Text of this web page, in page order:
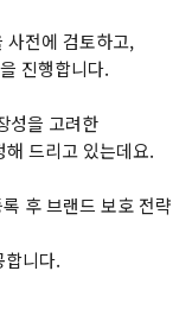
사전에 검토하고,
진행합니다.
성을 고려한
드리고 있는데요.
후 브랜드 보호 전략
합니다.